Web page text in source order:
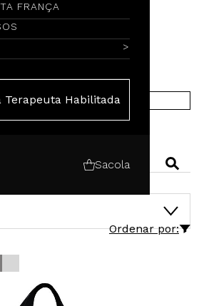
FRANÇA
Terapeuta Habilitada
Sacola
por Nome
NA EUROPA
Ordenar por: